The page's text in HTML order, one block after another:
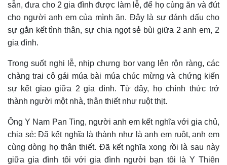
sẵn, đưa cho 2 gia đình được làm lễ, để họ cùng ăn và đút
cho người anh em của mình ăn. Đây là sự đánh dấu cho
sự gắn kết tình thân, sự chia ngọt sẻ bùi giữa 2 anh em, 2
gia đình.
Trong suốt nghi lễ, nhịp chưng bor vang lên rộn ràng, các
chàng trai cô gái múa bài múa chúc mừng và chứng kiến
sự kết giao giữa 2 gia đình. Từ đây, họ chính thức trở
thành người một nhà, thân thiết như ruột thịt.
Ông Y Nam Pan Ting, người anh em kết nghĩa với gia chủ,
chia sẻ: Đã kết nghĩa là thành như là anh em ruột, anh em
cùng dòng họ thân thiết. Đã kết nghĩa xong rồi là sau này
giữa gia đình tôi với gia đình người bạn tôi là Y Thiên